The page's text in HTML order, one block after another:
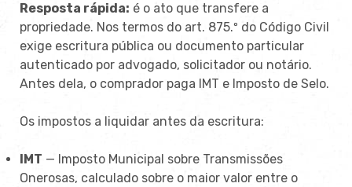
Resposta rápida: é o ato que transfere a
propriedade. Nos termos do art. 875.º do Código Civil
exige escritura pública ou documento particular
autenticado por advogado, solicitador ou notário.
Antes dela, o comprador paga IMT e Imposto de Selo.
Os impostos a liquidar antes da escritura:
IMT — Imposto Municipal sobre Transmissões
Onerosas, calculado sobre o maior valor entre o